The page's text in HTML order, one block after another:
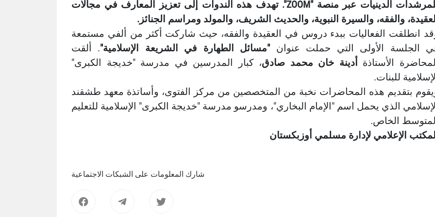
للمرشدات الدينيات عبر منصة "ZOOM". تهدف هذه الندوات إلى تعزيز المعارف في مجالات
العقيدة، والفقه، والسيرة النبوية، والحديث الشريف، والمولد ومراسم الجنائز.
انطلقت الفعاليات ببدء دروس في العقيدة والفقه، حيث شاركت أكثر من ألفي مستمعة
الجلسة الأولى التي حملت عنوان"مسائل الطهارة في الشريعة الإسلامية". ألقت
الأستاذة
أدينة خان محمد صادق، كبار المدرسين في مدرسة "خديجة الكبرى"
للبنات.
بتقديم هذه المحاضرات نخبة من المتخصصين من مركز الفتوى، وأساتذة معهد طشقند
الذي يحمل اسم "الإمام البخاري"، ومدرسو مدرسة "خديجة الكبرى" الإسلامية للتعليم
الخاص.
المكتب الإعلامي لإدارة مسلمي أوزبكستان
شارك المعلومات على الشبكات الاجتماعية